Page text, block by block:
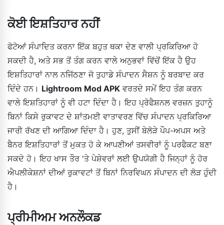
ਕੋਈ ਇਸ਼ਤਿਹਾਰ ਨਹੀਂ
ਫੋਟੋਆਂ ਸੰਪਾਦਿਤ ਕਰਨਾ ਇੱਕ ਬਹੁਤ ਥਕਾ ਦੇਣ ਵਾਲੀ ਪ੍ਰਕਿਰਿਆ ਹੋ
ਸਕਦੀ ਹੈ, ਅਤੇ ਸਭ ਤੋਂ ਤੰਗ ਕਰਨ ਵਾਲੇ ਅਨੁਭਵਾਂ ਵਿੱਚੋਂ ਇੱਕ ਹੈ ਉਹ
ਇਸ਼ਤਿਹਾਰਾਂ ਨਾਲ ਨਜਿੱਠਣਾ ਜੋ ਤੁਹਾਡੇ ਸੰਪਾਦਨ ਸੈਸ਼ਨ ਨੂੰ ਬਰਬਾਦ ਕਰ
ਦਿੰਦੇ ਹਨ। Lightroom Mod APK ਵਰਤਦੇ ਸਮੇਂ ਇਹ ਤੰਗ ਕਰਨ
ਵਾਲੇ ਇਸ਼ਤਿਹਾਰਾਂ ਨੂੰ ਵੀ ਹਟਾ ਦਿੰਦਾ ਹੈ। ਇਹ ਪ੍ਰੋਫੈਸ਼ਨਲ ਵਰਜ਼ਨ ਤੁਹਾਨੂੰ
ਬਿਨਾਂ ਕਿਸੇ ਰੁਕਾਵਟ ਦੇ ਸ਼ਾਂਤਮਈ ਵਾਤਾਵਰਣ ਵਿੱਚ ਸੰਪਾਦਨ ਪ੍ਰਕਿਰਿਆ
ਜਾਰੀ ਰੱਖਣ ਦੀ ਆਗਿਆ ਦਿੰਦਾ ਹੈ। ਹੁਣ, ਤੁਸੀਂ ਬੇਲੋੜੇ ਪੌਪ-ਅਪਸ ਅਤੇ
ਬੈਨਰ ਇਸ਼ਤਿਹਾਰਾਂ ਤੋਂ ਮੁਕਤ ਹੋ ਕੇ ਆਪਣੀਆਂ ਤਸਵੀਰਾਂ ਨੂੰ ਪਰਫੈਕਟ ਬਣਾ
ਸਕਦੇ ਹੋ। ਇਹ ਖਾਸ ਤੌਰ 'ਤੇ ਪੇਸ਼ੇਵਰਾਂ ਲਈ ਉਪਯੋਗੀ ਹੈ ਜਿਨ੍ਹਾਂ ਨੂੰ ਹੋਰ
ਐਪਲੀਕੇਸ਼ਨਾਂ ਦੀਆਂ ਰੁਕਾਵਟਾਂ ਤੋਂ ਬਿਨਾਂ ਨਿਰਵਿਘਨ ਸੰਪਾਦਨ ਦੀ ਲੋੜ ਹੁੰਦੀ
ਹੈ।
ਪ੍ਰੀਮੀਅਮ ਅਨਲੌਕਡ